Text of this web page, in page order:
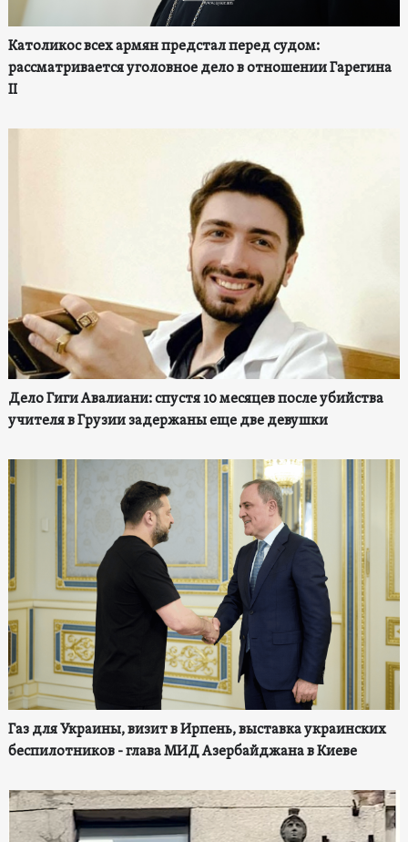
Католикос всех армян предстал перед судом:
рассматривается уголовное дело в отношении Гарегина
II
Дело Гиги Авалиани: спустя 10 месяцев после убийства
учителя в Грузии задержаны еще две девушки
Газ для Украины, визит в Ирпень, выставка украинских
беспилотников - глава МИД Азербайджана в Киеве